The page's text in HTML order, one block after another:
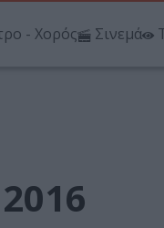
- Χορός Σινεμά